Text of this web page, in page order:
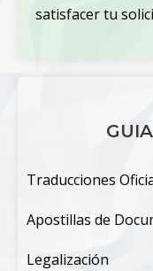
satisfacer tu
Traducciones
Apostillas de
Legalización